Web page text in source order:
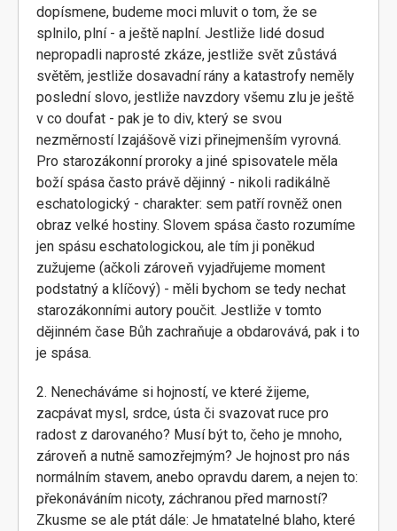
dopísmene, budeme moci mluvit o tom, že se
splnilo, plní - a ještě naplní. Jestliže lidé dosud
nepropadli naprosté zkáze, jestliže svět zůstává
světěm, jestliže dosavadní rány a katastrofy neměly
poslední slovo, jestliže navzdory všemu zlu je ještě
v co doufat - pak je to div, který se svou
nezměrností Izajášově vizi přinejmenším vyrovná.
Pro starozákonní proroky a jiné spisovatele měla
boží spása často právě dějinný - nikoli radikálně
eschatologický - charakter: sem patří rovněž onen
obraz velké hostiny. Slovem spása často rozumíme
jen spásu eschatologickou, ale tím ji poněkud
zužujeme (ačkoli zároveň vyjadřujeme moment
podstatný a klíčový) - měli bychom se tedy nechat
starozákonními autory poučit. Jestliže v tomto
dějinném čase Bůh zachraňuje a obdarovává, pak i to
je spása.
2. Nenecháváme si hojností, ve které žijeme,
zacpávat mysl, srdce, ústa či svazovat ruce pro
radost z darovaného? Musí být to, čeho je mnoho,
zároveň a nutně samozřejmým? Je hojnost pro nás
normálním stavem, anebo opravdu darem, a nejen to:
překonáváním nicoty, záchranou před marností?
Zkusme se ale ptát dále: Je hmatatelné blaho, které